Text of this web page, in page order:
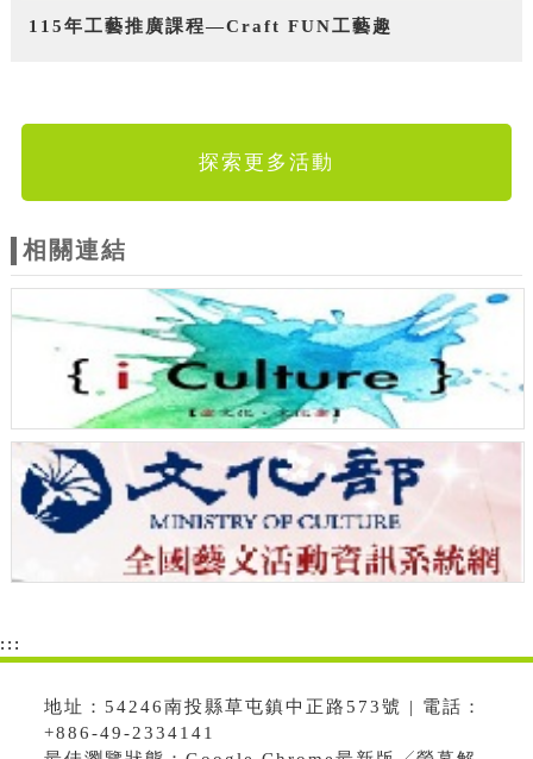
115年工藝推廣課程—Craft FUN工藝趣
探索更多活動
相關連結
:::
地址：54246南投縣草屯鎮中正路573號 | 電話：
+886-49-2334141